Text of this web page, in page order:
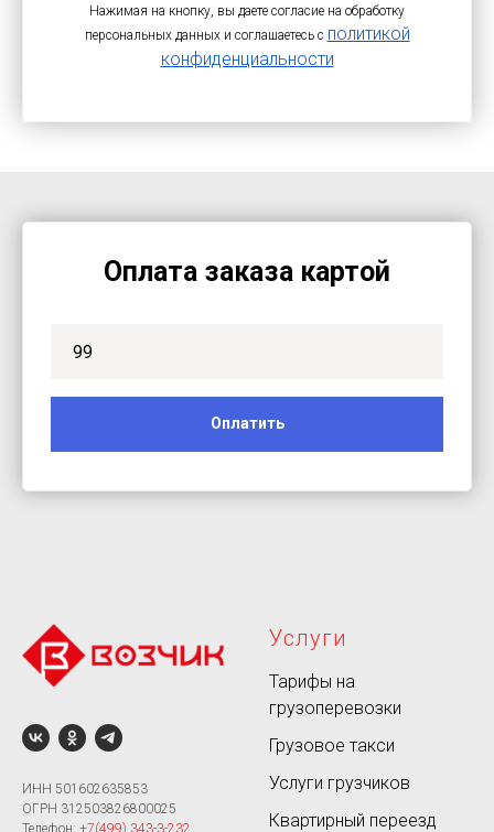
Нажимая на кнопку, вы даете согласие на обработку
персональных данных и соглашаетесь c политикой
конфиденциальности
Оплата заказа картой
Оплатить
ИНН 501602635853
ОГРН 312503826800025
Телефон: +7(499) 343-3-232
Услуги
Тарифы на
грузоперевозки
Грузовое такси
Услуги грузчиков
Квартирный переезд